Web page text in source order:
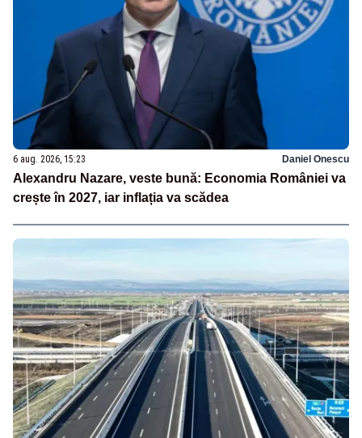
6 aug. 2026, 15:23 Daniel Onescu
Alexandru Nazare, veste bună: Economia României va
crește în 2027, iar inflația va scădea